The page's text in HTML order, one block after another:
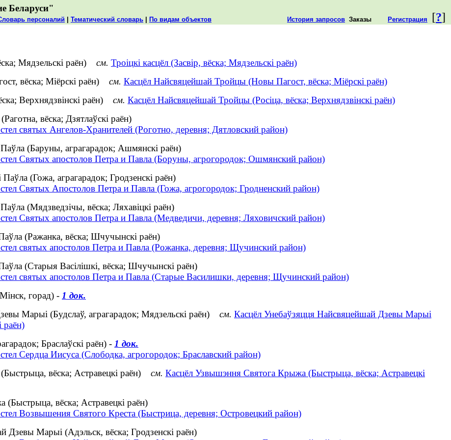
Беларуси"
[?]
персоналий Тематический словарь По видам объектов История запросов Заказы Регистрация
Мядзельскі раён) см. Троіцкі касцёл (Засвір, вёска; Мядзельскі раён)
вёска; Міёрскі раён) см. Касцёл Найсвяцейшай Тройцы (Новы Пагост, вёска; Міёрскі раён)
Верхнядзвінскі раён) см. Касцёл Найсвяцейшай Тройцы (Росіца, вёска; Верхнядзвінскі раён)
вёска; Дзятлаўскі раён)
святых Ангелов-Хранителей (Роготно, деревня; Дятловский район)
(Баруны, аграгарадок; Ашмянскі раён)
Святых апостолов Петра и Павла (Боруны, агрогородок; Ошмянский район)
(Гожа, аграгарадок; Гродзенскі раён)
Святых Апостолов Петра и Павла (Гожа, агрогородок; Гродненский район)
(Мядзведзічы, вёска; Ляхавіцкі раён)
Святых апостолов Петра и Павла (Медведичи, деревня; Ляховичский район)
(Ражанка, вёска; Шчучынскі раён)
святых апостолов Петра и Павла (Рожанка, деревня; Щучинский район)
(Старыя Васілішкі, вёска; Шчучынскі раён)
святых апостолов Петра и Павла (Старые Василишки, деревня; Щучинский район)
горад) - 1 док.
Марыі (Будслаў, аграгарадок; Мядзельскі раён) см. Касцёл Унебаўзяцця Найсвяцейшай Дзевы Марыі
раён)
Браслаўскі раён) - 1 док.
Сердца Иисуса (Слободка, агрогородок; Браславский район)
вёска; Астравецкі раён) см. Касцёл Узвышэння Святога Крыжа (Быстрыца, вёска; Астравецкі
вёска; Астравецкі раён)
Возвышения Святого Креста (Быстрица, деревня; Островецкий район)
Дзевы Марыі (Адэльск, вёска; Гродзенскі раён)